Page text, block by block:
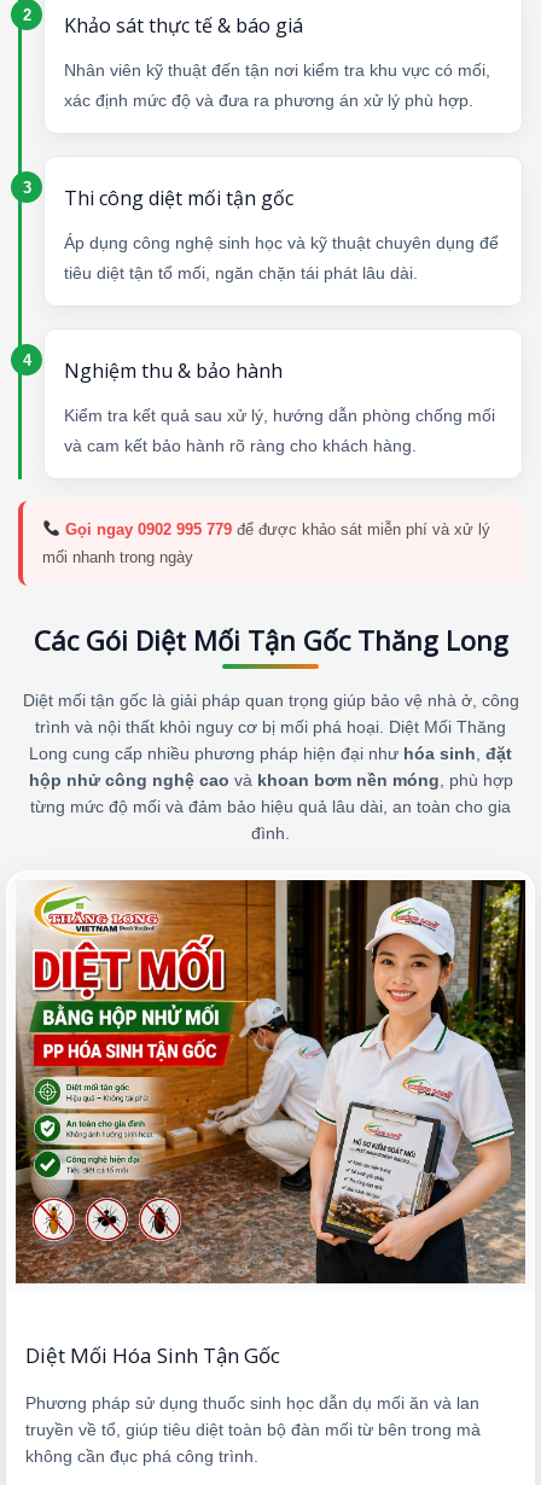
Khảo sát thực tế & báo giá
Nhân viên kỹ thuật đến tận nơi kiểm tra khu vực có mối,
xác định mức độ và đưa ra phương án xử lý phù hợp.
Thi công diệt mối tận gốc
Áp dụng công nghệ sinh học và kỹ thuật chuyên dụng để
tiêu diệt tận tổ mối, ngăn chặn tái phát lâu dài.
Nghiệm thu & bảo hành
Kiểm tra kết quả sau xử lý, hướng dẫn phòng chống mối
và cam kết bảo hành rõ ràng cho khách hàng.
Gọi ngay 0902 995 779để được khảo sát miễn phí và xử lý
mối nhanh trong ngày
Các Gói Diệt Mối Tận Gốc Thăng Long
Diệt mối tận gốc là giải pháp quan trọng giúp bảo vệ nhà ở, công
trình và nội thất khỏi nguy cơ bị mối phá hoại. Diệt Mối Thăng
Long cung cấp nhiều phương pháp hiện đại như hóa sinh đặt
hộp nhử công nghệ cao và khoan bơm nền móng , phù hợp
từng mức độ mối và đảm bảo hiệu quả lâu dài, an toàn cho gia
đình.
Diệt Mối Hóa Sinh Tận Gốc
Phương pháp sử dụng thuốc sinh học dẫn dụ mối ăn và lan
truyền về tổ, giúp tiêu diệt toàn bộ đàn mối từ bên trong mà
không cần đục phá công trình.